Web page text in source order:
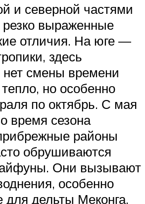
и северной частями
резко выраженные
отличия. На юге —
здесь
нет смены времени
тепло, но особенно
по октябрь. С мая
время сезона
районы
обрушиваются
Они вызывают
особенно
для дельты Меконга,